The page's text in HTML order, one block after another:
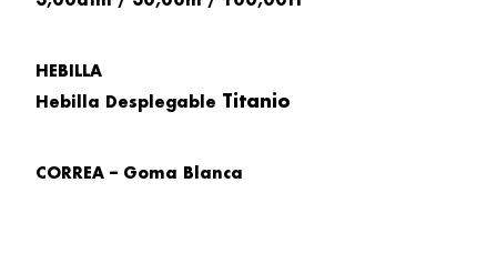
HEBILLA
Hebilla Desplegable Titanio
CORREA – Goma Blanca